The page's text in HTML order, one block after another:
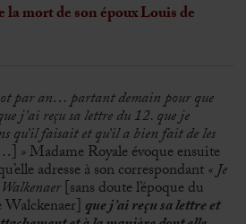
mort de son époux Louis de
par an… partant demain pour que
j’ai reçu sa lettre du 12. que je
qu’il faisait et qu’il a bien fait de les
»Madame Royale évoque ensuite
adresse à son correspondant« Je
[sans doute l’époque du
que j’ai reçu sa lettre et